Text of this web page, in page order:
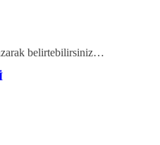
belirtebilirsiniz…